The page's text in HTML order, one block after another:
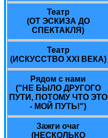
Театр
(ОТ ЭСКИЗА ДО
СПЕКТАКЛЯ)
Театр
(ИСКУССТВО ХХI ВЕКА)
Рядом с нами
("НЕ БЫЛО ДРУГОГО
ПУТИ, ПОТОМУ ЧТО ЭТО
- МОЙ ПУТЬ!")
Зажги очаг
(НЕСКОЛЬКО